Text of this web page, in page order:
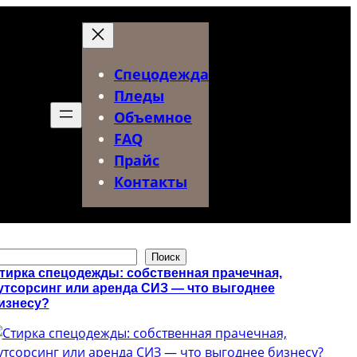
Спецодежда
Пледы
Объемное
FAQ
Прайс
Контакты
Поиск
спецодежды: собственная прачечная,
или аренда СИЗ — что выгоднее